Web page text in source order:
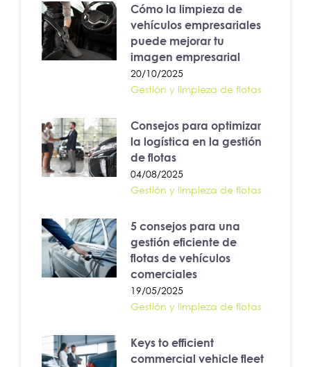
Cómo la limpieza de
vehículos empresariales
puede mejorar tu
imagen empresarial
20/10/2025
Gestión y limpieza de flotas
Consejos para optimizar
la logística en la gestión
de flotas
04/08/2025
Gestión y limpieza de flotas
5 consejos para una
gestión eficiente de
flotas de vehículos
comerciales
19/05/2025
Gestión y limpieza de flotas
Keys to efficient
commercial vehicle fleet